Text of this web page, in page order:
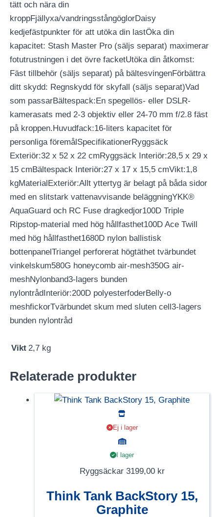
tätt och nära din
kroppFjällyxa/vandringsstångöglorDaisy
kedjefästpunkter för att utöka din lastÖka din
kapacitet: Stash Master Pro (säljs separat) maximerar
fotutrustningen i det övre facketUtöka din åtkomst:
Fäst tillbehör (säljs separat) på bältesvingenFörbättra
ditt skydd: Regnskydd för skyfall (säljs separat)Vad
som passarBältespack:En spegellös- eller DSLR-
kamerasats med 2-3 objektiv eller 24-70 mm f/2.8 fäst
på kroppen.Huvudfack:16-liters kapacitet för
personliga föremålSpecifikationerRyggsäck
Exteriör:32 x 52 x 22 cmRyggsäck Interiör:28,5 x 29 x
15 cmBältespack Interiör:27 x 17 x 15,5 cmVikt:1,8
kgMaterialExteriör:Allt yttertyg är belagt på båda sidor
med en slitstark vattenavvisande beläggningYKK®
AquaGuard och RC Fuse dragkedjor100D Triple
Ripstop-material med hög hållfasthet100D Ace Twill
med hög hållfasthet1680D nylon ballistisk
bottenpanelTriangel perforerat högtäthet tvärbundet
vinkelskum580G honeycomb air-mesh350G air-
meshNylonband3-lagers bunden
nylontrådInteriör:200D polyesterfoderBelly-o
meshfickorTvärbundet skum med sluten cell3-lagers
bunden nylontråd
Vikt 2,7 kg
Relaterade produkter
Ej i lager
I lager
Ryggsäckar 3199,00 kr
Think Tank BackStory 15,
Graphite